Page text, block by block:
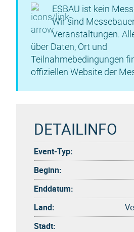
ESBAU ist kein
Wir sind
Veranstaltungen.
über Daten, Ort und
Teilnahmebedingungen
offiziellen Website der
DETAILINFO
Event-Typ:
Beginn:
Enddatum:
Land:
Stadt: